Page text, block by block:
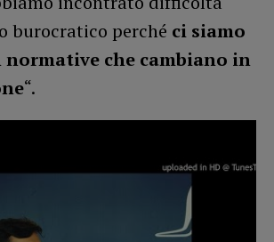
burocratico perché ci siamo
che cambiano in
“.